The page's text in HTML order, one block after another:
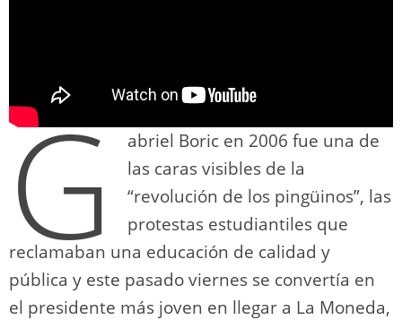
G
abriel Boric en 2006 fue una de
las caras visibles de la
“revolución de los pingüinos”, las
protestas estudiantiles que
reclamaban una educación de calidad y
pública y este pasado viernes se convertía en
el presidente más joven en llegar a La Moneda,